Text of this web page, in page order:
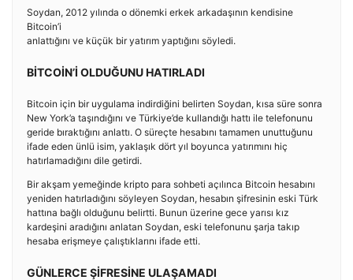
Soydan, 2012 yılında o dönemki erkek arkadaşının kendisine
Bitcoin’i
anlattığını ve küçük bir yatırım yaptığını söyledi.
BİTCOİN’İ OLDUĞUNU HATIRLADI
Bitcoin için bir uygulama indirdiğini belirten Soydan, kısa süre sonra
New York’a taşındığını ve Türkiye’de kullandığı hattı ile telefonunu
geride bıraktığını anlattı. O süreçte hesabını tamamen unuttuğunu
ifade eden ünlü isim, yaklaşık dört yıl boyunca yatırımını hiç
hatırlamadığını dile getirdi.
Bir akşam yemeğinde kripto para sohbeti açılınca Bitcoin hesabını
yeniden hatırladığını söyleyen Soydan, hesabın şifresinin eski Türk
hattına bağlı olduğunu belirtti. Bunun üzerine gece yarısı kız
kardeşini aradığını anlatan Soydan, eski telefonunu şarja takıp
hesaba erişmeye çalıştıklarını ifade etti.
GÜNLERCE ŞİFRESİNE ULAŞAMADI